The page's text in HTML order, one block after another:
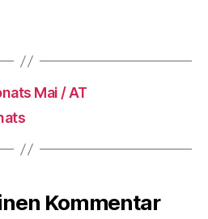
Mai / AT
Kommentar